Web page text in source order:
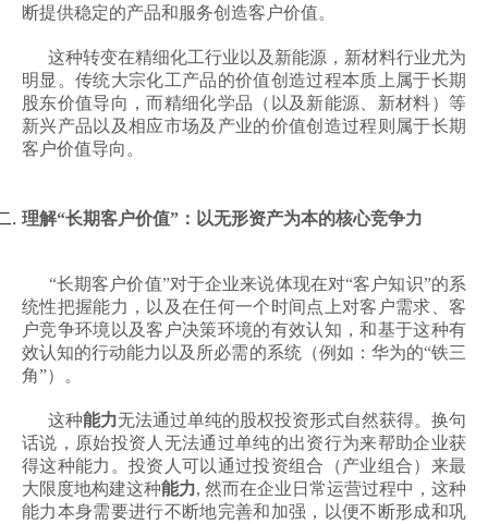
断提供稳定的产品和服务创造客户价值。
这种转变在精细化工行业以及新能源，新材料行业尤为
明显。传统大宗化工产品的价值创造过程本质上属于长期
股东价值导向，而精细化学品（以及新能源、新材料）等
新兴产品以及相应市场及产业的价值创造过程则属于长期
客户价值导向。
理解“长期客户价值”：以无形资产为本的核心竞争力
“长期客户价值”对于企业来说体现在对“客户知识”的系
统性把握能力，以及在任何一个时间点上对客户需求、客
户竞争环境以及客户决策环境的有效认知，和基于这种有
效认知的行动能力以及所必需的系统（例如：华为的“铁三
角”）。
这种能力无法通过单纯的股权投资形式自然获得。换句
话说，原始投资人无法通过单纯的出资行为来帮助企业获
得这种能力。投资人可以通过投资组合（产业组合）来最
大限度地构建这种能力, 然而在企业日常运营过程中，这种
能力本身需要进行不断地完善和加强，以便不断形成和巩